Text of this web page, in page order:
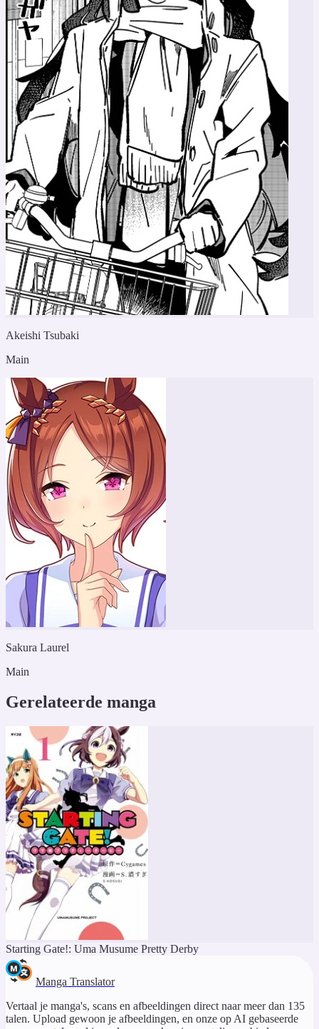
Akeishi Tsubaki
Main
Sakura Laurel
Main
Gerelateerde manga
Starting Gate!: Uma Musume Pretty Derby
Manga Translator
Vertaal je manga's, scans en afbeeldingen direct naar meer dan 135
talen. Upload gewoon je afbeeldingen, en onze op AI gebaseerde